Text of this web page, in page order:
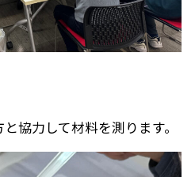
協力して材料を測ります。